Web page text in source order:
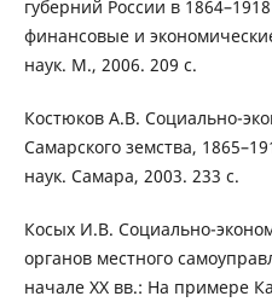
губерний России в
финансовые и
наук. М., 2006. 209 с.
Костюков А.В. Социально-
Самарского земства,
наук. Самара, 2003. 233 с.
Косых И.В. Социально-
органов местного
начале XX вв.: На примере